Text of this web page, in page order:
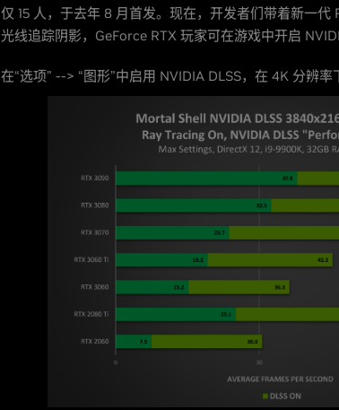
仅 15 人，于去年 8 月首发。现在，开发者们带着新一代
光线追踪阴影，GeForce RTX 玩家可在游戏中开启
在“选项” --> “图形”中启用 NVIDIA DLSS，在 4K 分辨率